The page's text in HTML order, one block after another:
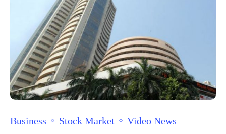
Business Stock Market Video News